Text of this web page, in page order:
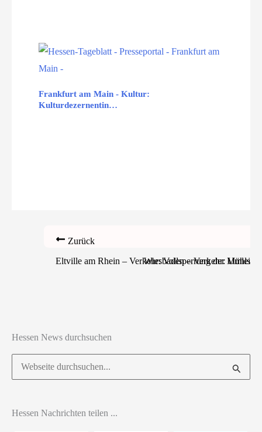
Frankfurt am Main - Kultur:
Kulturdezernentin…
Zurück
Eltville am Rhein – Verkehr: Vollsperrung der
Wiesbaden – Verkehr:
Hessen News durchsuchen
Suchen
nach:
Hessen Nachrichten teilen ...